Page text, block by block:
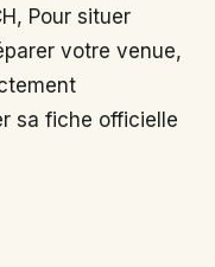
Pour situer
votre venue,
sa fiche officielle